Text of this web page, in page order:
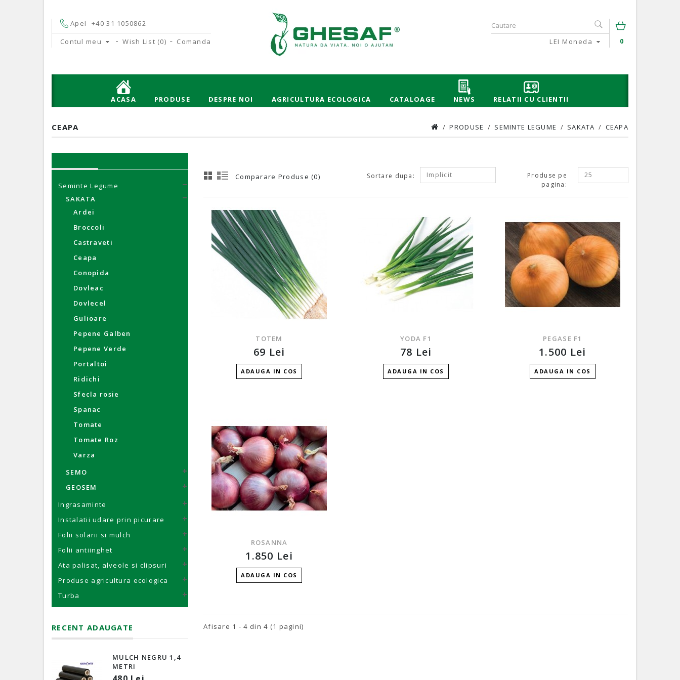
Apel
+40 31 1050862
Contul meu
Wish List (0) Comanda 0
LEI Moneda
ACASA PRODUSE DESPRE NOI AGRICULTURA ECOLOGICA CATALOAGE NEWS RELATII CU CLIENTII
CEAPA PRODUSE SEMINTE LEGUME SAKATA CEAPA
Seminte Legume
SAKATA
Ardei
Broccoli
Castraveti
Ceapa
Conopida
Dovleac
Dovlecel
Gulioare
Pepene Galben
Pepene Verde
Portaltoi
Ridichi
Sfecla rosie
Spanac
Tomate
Tomate Roz
Varza
SEMO
GEOSEM
Ingrasaminte
Instalatii udare prin picurare
Folii solarii si mulch
Folii antiinghet
Ata palisat, alveole si clipsuri
Produse agricultura ecologica
Turba
RECENT ADAUGATE
MULCH NEGRU 1,4
METRI
Comparare Produse (0) Sortare dupa: Implicit
Produse pe
pagina:
25
TOTEM
69 Lei
ADAUGA IN COS
YODA F1
78 Lei
ADAUGA IN COS
PEGASE F1
1.500 Lei
ADAUGA IN COS
ROSANNA
1.850 Lei
ADAUGA IN COS
Afisare 1 - 4 din 4 (1 pagini)